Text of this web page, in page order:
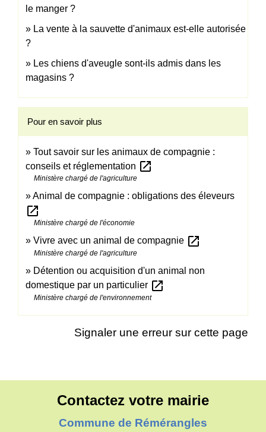
le manger ?
La vente à la sauvette d'animaux est-elle autorisée
?
Les chiens d'aveugle sont-ils admis dans les
magasins ?
Pour en savoir plus
Tout savoir sur les animaux de compagnie :
conseils et réglementation open_in_new
Ministère chargé de l'agriculture
Animal de compagnie : obligations des éleveurs
open_in_new
Ministère chargé de l'économie
Vivre avec un animal de compagnie open_in_new
Ministère chargé de l'agriculture
Détention ou acquisition d'un animal non
domestique par un particulier open_in_new
Ministère chargé de l'environnement
Signaler une erreur sur cette page
Contactez votre mairie
Commune de Rémérangles